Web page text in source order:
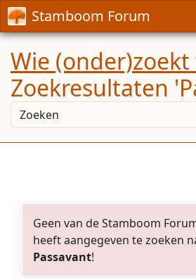
Stamboom Forum
Wie (onder)zoekt
Zoekresultaten
Geen van de Stamboom
heeft aangegeven te zoeken
Passavant!